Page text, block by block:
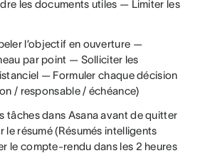
les documents utiles — Limiter les
l’objectif en ouverture —
par point — Solliciter les
— Formuler chaque décision
/ responsable / échéance)
tâches dans Asana avant de quitter
le résumé (Résumés intelligents
le compte-rendu dans les 2 heures